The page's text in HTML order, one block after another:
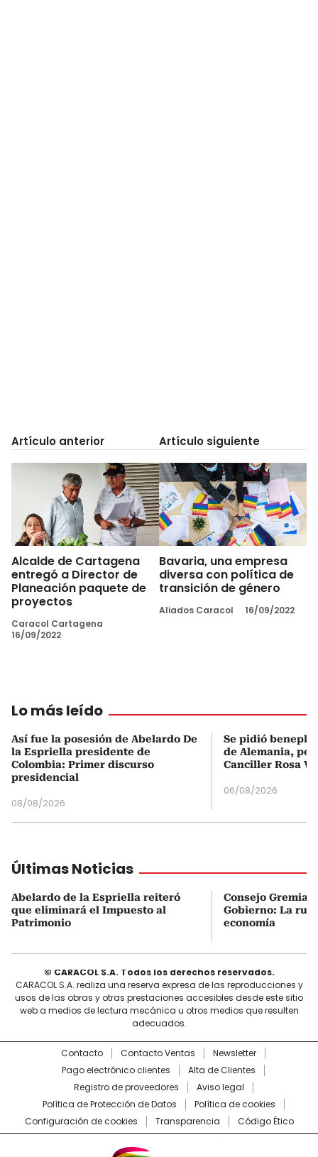
Artículo anterior
Alcalde de Cartagena
entregó a Director de
Planeación paquete de
proyectos
Caracol Cartagena
16/09/2022
Artículo siguiente
Bavaria, una empresa
diversa con política de
transición de género
Aliados Caracol 16/09/2022
Lo más leído
Así fue la posesión de Abelardo De
la Espriella presidente de
Colombia: Primer discurso
presidencial
08/08/2026
Se pidió
de Alemania,
Canciller Rosa
06/08/2026
Últimas Noticias
Abelardo de la Espriella reiteró
que eliminará el Impuesto al
Patrimonio
Consejo Gremial
Gobierno: La
economía
© CARACOL S.A. Todos los derechos reservados.
CARACOL S.A. realiza una reserva expresa de las reproducciones y
usos de las obras y otras prestaciones accesibles desde este sitio
web a medios de lectura mecánica u otros medios que resulten
adecuados.
Contacto Contacto Ventas
Newsletter
Pago electrónico clientes
Alta de Clientes
Registro de proveedores
Aviso legal
Política de Protección de Datos
Política de cookies
Configuración de cookies
Transparencia Código Ético